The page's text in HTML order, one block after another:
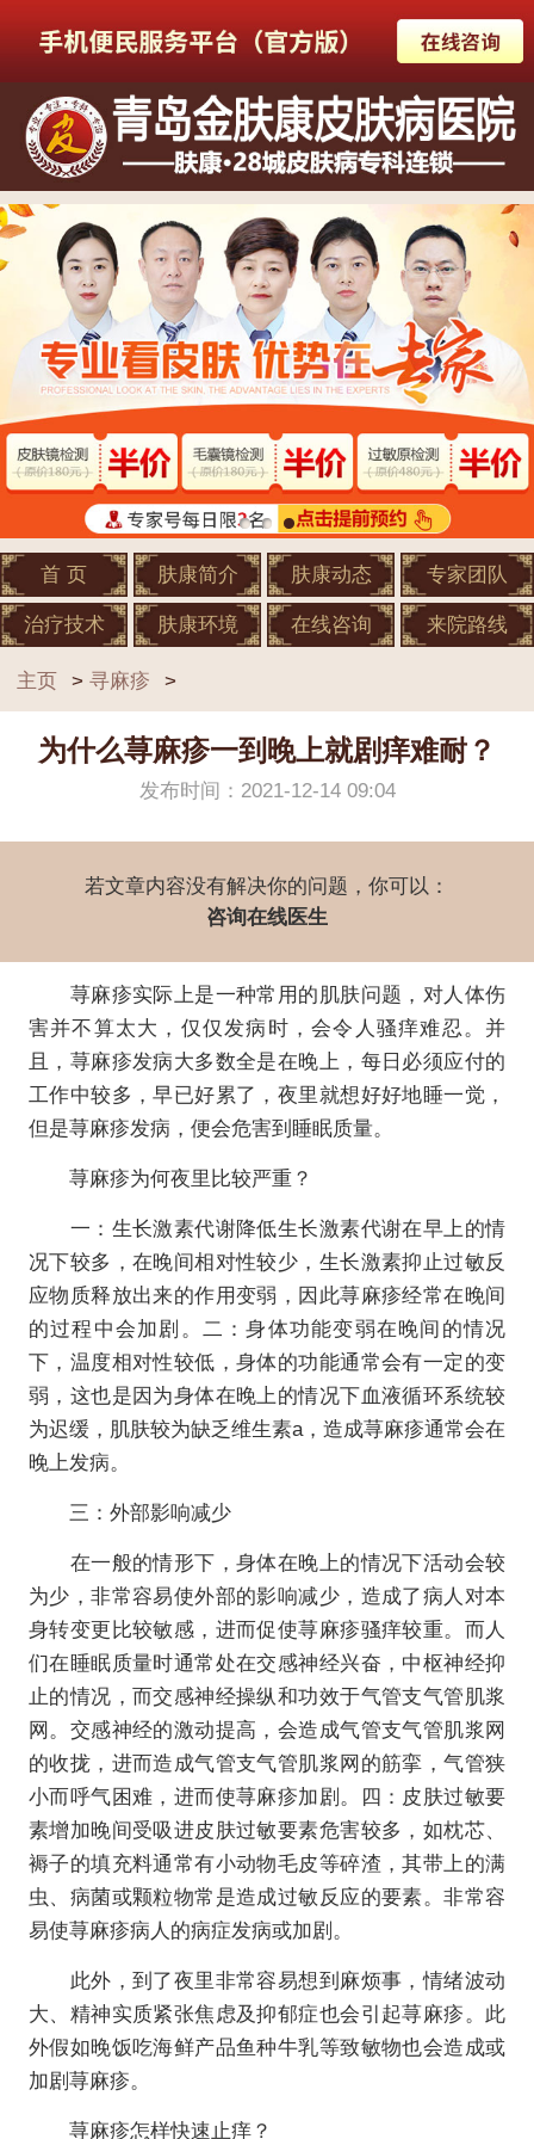
首 页 肤康简介 肤康动态 专家团队
治疗技术 肤康环境 在线咨询 来院路线
主页 > 寻麻疹 >
为什么荨麻疹一到晚上就剧痒难耐？
发布时间：2021-12-14 09:04
若文章内容没有解决你的问题，你可以：
咨询在线医生
荨麻疹实际上是一种常用的肌肤问题，对人体伤
害并不算太大，仅仅发病时，会令人骚痒难忍。并
且，荨麻疹发病大多数全是在晚上，每日必须应付的
工作中较多，早已好累了，夜里就想好好地睡一觉，
但是荨麻疹发病，便会危害到睡眠质量。
荨麻疹为何夜里比较严重？
一：生长激素代谢降低生长激素代谢在早上的情
况下较多，在晚间相对性较少，生长激素抑止过敏反
应物质释放出来的作用变弱，因此荨麻疹经常在晚间
的过程中会加剧。二：身体功能变弱在晚间的情况
下，温度相对性较低，身体的功能通常会有一定的变
弱，这也是因为身体在晚上的情况下血液循环系统较
为迟缓，肌肤较为缺乏维生素a，造成荨麻疹通常会在
晚上发病。
三：外部影响减少
在一般的情形下，身体在晚上的情况下活动会较
为少，非常容易使外部的影响减少，造成了病人对本
身转变更比较敏感，进而促使荨麻疹骚痒较重。而人
们在睡眠质量时通常处在交感神经兴奋，中枢神经抑
止的情况，而交感神经操纵和功效于气管支气管肌浆
网。交感神经的激动提高，会造成气管支气管肌浆网
的收拢，进而造成气管支气管肌浆网的筋挛，气管狭
小而呼气困难，进而使荨麻疹加剧。四：皮肤过敏要
素增加晚间受吸进皮肤过敏要素危害较多，如枕芯、
褥子的填充料通常有小动物毛皮等碎渣，其带上的满
虫、病菌或颗粒物常是造成过敏反应的要素。非常容
易使荨麻疹病人的病症发病或加剧。
此外，到了夜里非常容易想到麻烦事，情绪波动
大、精神实质紧张焦虑及抑郁症也会引起荨麻疹。此
外假如晚饭吃海鲜产品鱼种牛乳等致敏物也会造成或
加剧荨麻疹。
荨麻疹怎样快速止痒？